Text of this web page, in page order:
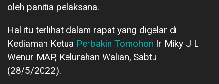
oleh panitia pelaksana.
Hal itu terlihat dalam rapat yang digelar di
Kediaman Ketua Perbakin Tomohon Ir Miky J L
Wenur MAP, Kelurahan Walian, Sabtu
(28/5/2022).